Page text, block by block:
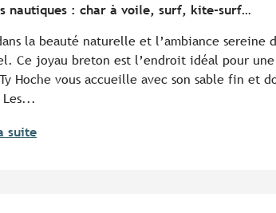
nautiques : char à voile, surf, kite-surf…
la beauté naturelle et l’ambiance sereine
Ce joyau breton est l’endroit idéal pour
Hoche vous accueille avec son sable fin et
suite